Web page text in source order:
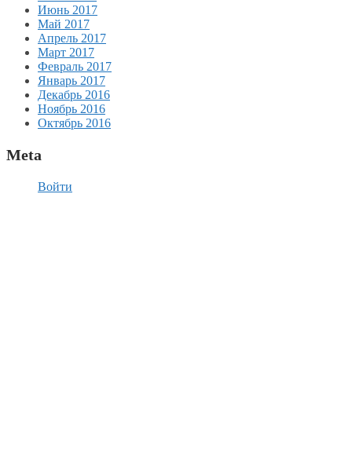
Июнь 2017
Май 2017
Апрель 2017
Март 2017
Февраль 2017
Январь 2017
Декабрь 2016
Ноябрь 2016
Октябрь 2016
Meta
Войти